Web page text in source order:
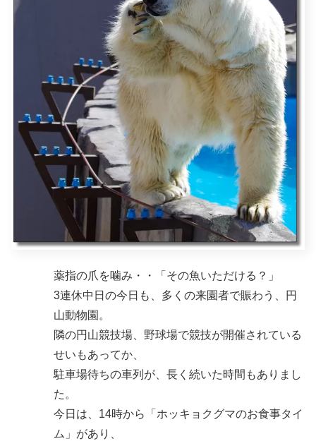
薬指の爪を噛み・・「その魚いただける？」
3連休中日の今日も、多くの来園者で賑わう、円
山動物園。
隣の円山競技場、野球場で競技が開催されている
せいもあってか、
駐車場待ちの車列が、長く続いた時間もありまし
た。
今日は、14時から「ホッキョクグマのお食事タイ
ム」があり、